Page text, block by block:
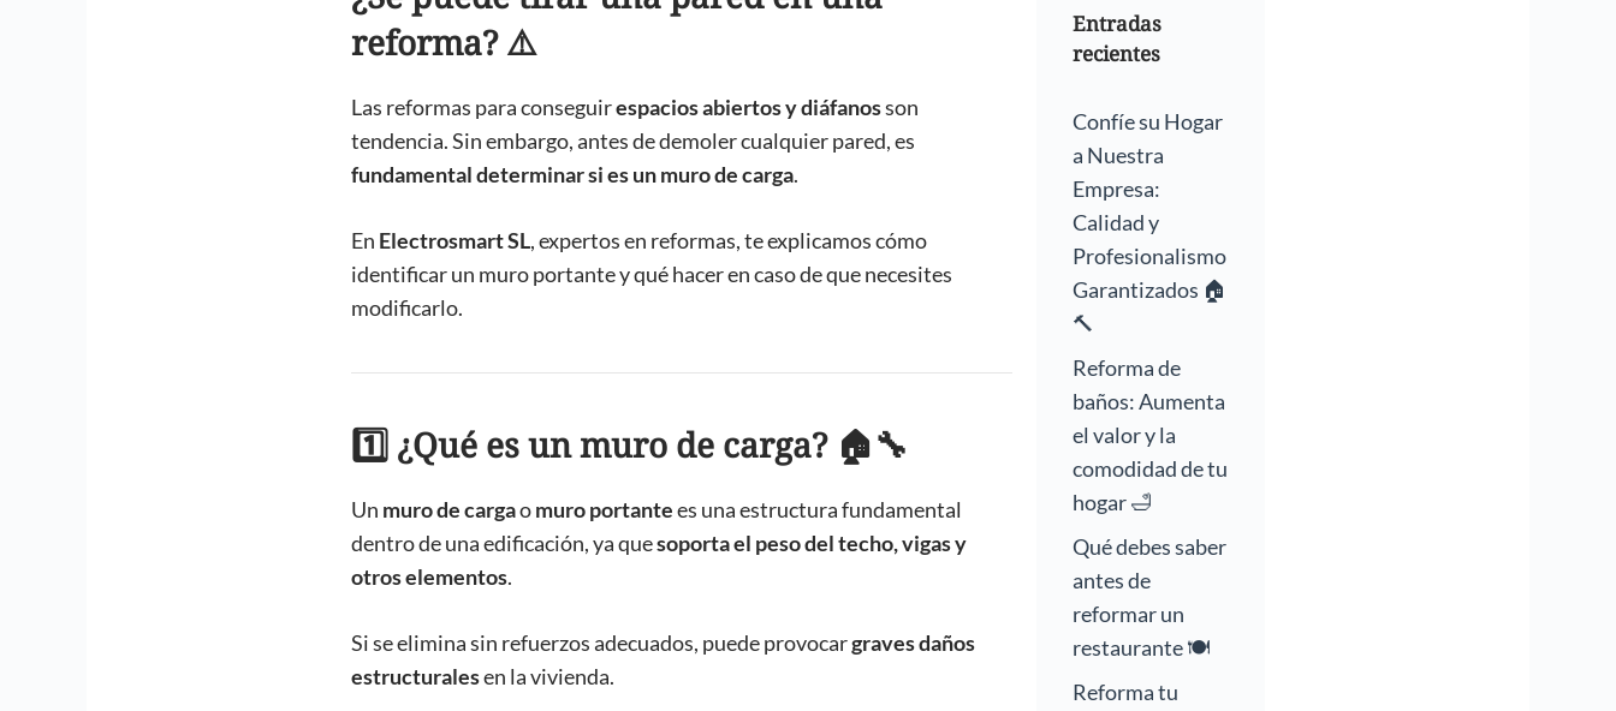
reforma? ⚠️
Las reformas para conseguirespacios abiertos y diáfanosson
tendencia. Sin embargo, antes de demoler cualquier pared, es
fundamental determinar si es un muro de carga.
En Electrosmart SL, expertos en reformas, te explicamos cómo
identificar un muro portante y qué hacer en caso de que necesites
modificarlo.
1️⃣ ¿Qué es un muro de carga? 🏠🔧
Un muro de cargaomuro portantees una estructura fundamental
dentro de una edificación, ya quesoporta el peso del techo, vigas y
otros elementos.
Si se elimina sin refuerzos adecuados, puede provocargraves daños
estructuralesen la vivienda.
Entradas
recientes
Confíe su Hogar
a Nuestra
Empresa:
Calidad y
Profesionalismo
Garantizados 🏠
🔨
Reforma de
baños: Aumenta
el valor y la
comodidad de tu
hogar 🛁
Qué debes saber
antes de
reformar un
restaurante 🍽️
Reforma tu